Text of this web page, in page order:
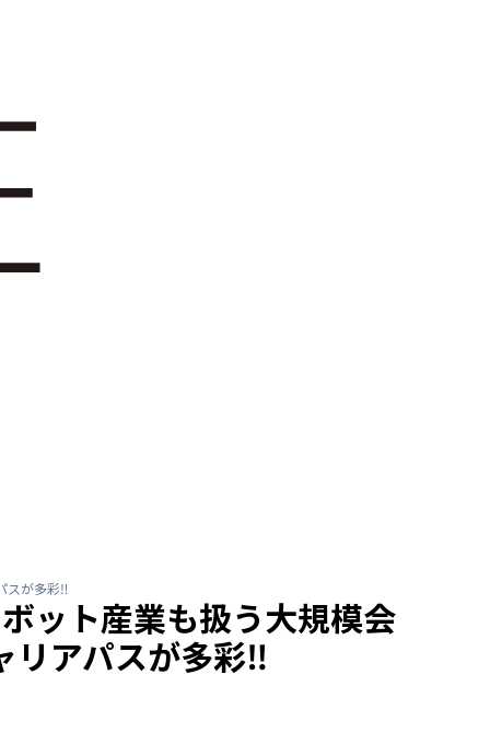
スが多彩‼
ット産業も扱う大規模会
リアパスが多彩‼